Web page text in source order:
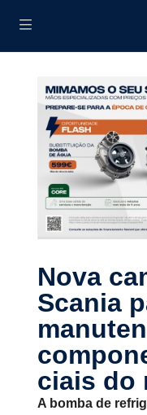
Nova campanha da
Scania
ciais do
A bomba de